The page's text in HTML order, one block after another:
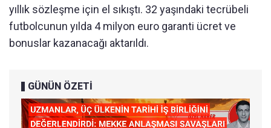
yıllık sözleşme için el sıkıştı. 32 yaşındaki tecrübeli
futbolcunun yılda 4 milyon euro garanti ücret ve
bonuslar kazanacağı aktarıldı.
GÜNÜN ÖZETİ